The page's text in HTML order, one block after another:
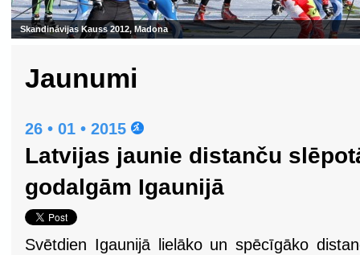
Skandināvijas Kauss 2012, Madona
Jaunumi
26 • 01 • 2015
Latvijas jaunie distanču
godalgām Igaunijā
Svētdien Igaunijā lielāko un spēcīgāko